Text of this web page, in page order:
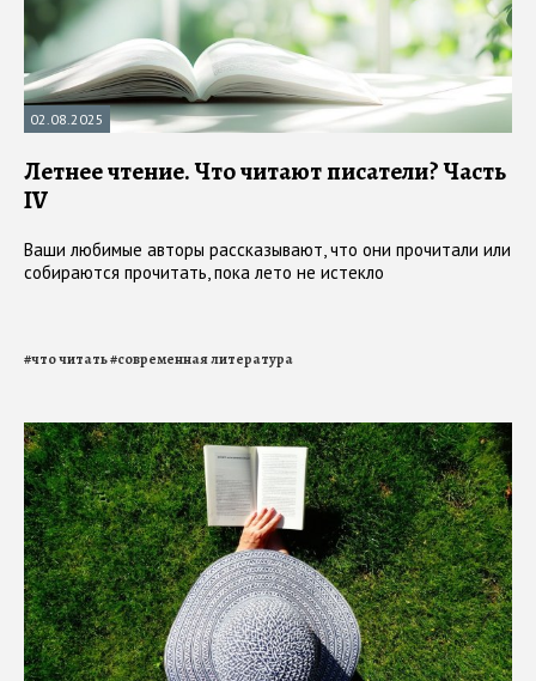
02.08.2025
Летнее чтение. Что читают писатели? Часть
IV
Ваши любимые авторы рассказывают, что они прочитали или
собираются прочитать, пока лето не истекло
#что читать#современная литература